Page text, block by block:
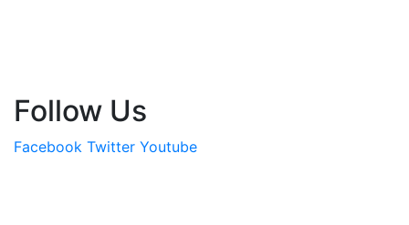
Follow Us
Facebook Twitter Youtube